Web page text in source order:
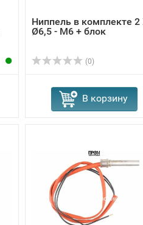
Ниппель в комплекте 2
Ø6,5 - M6 + блок
(0)
В корзину